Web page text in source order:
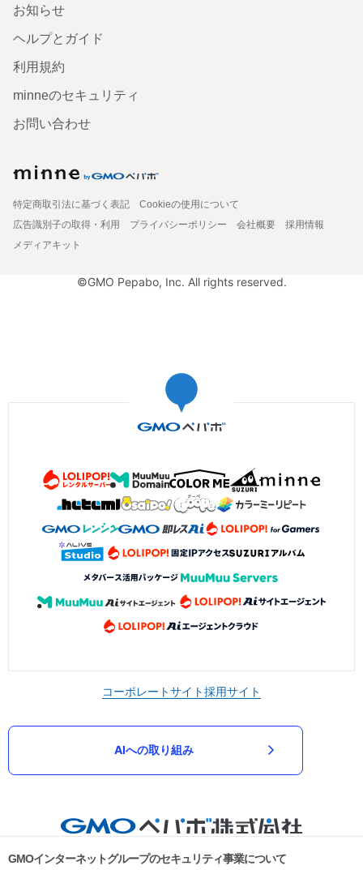
お知らせ
ヘルプとガイド
利用規約
minneのセキュリティ
お問い合わせ
特定商取引法に基づく表記
Cookieの使用について
広告識別子の取得・利用
プライバシーポリシー 会社概要
採用情報
メディアキット
©GMO Pepabo, Inc. All rights reserved.
コーポレートサイト採用サイト
AIへの取り組み
GMOインターネットグループのセキュリティ事業について